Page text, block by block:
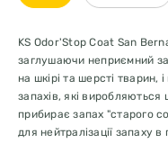
KS Odor'Stop Coat San
заглушаючи неприємний
на шкірі та шерсті тварин,
запахів, які
прибирає запах "старого
для нейтралізації запаху